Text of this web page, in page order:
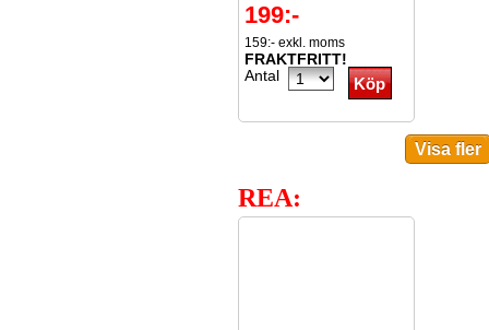
199:-
159:- exkl. moms
FRAKTFRITT!
Antal
REA: